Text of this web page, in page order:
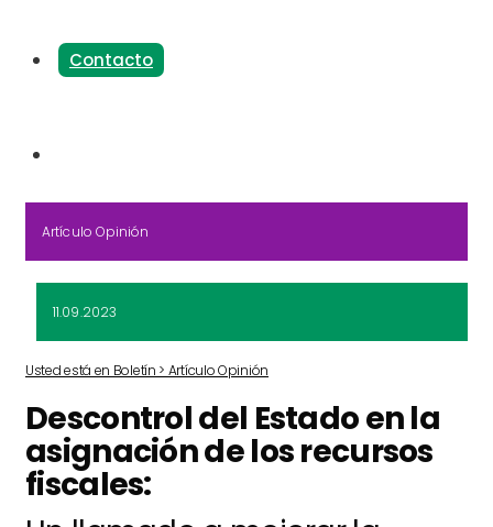
Contacto
Artículo Opinión
11.09.2023
Usted está en Boletín > Artículo Opinión
Descontrol del Estado en la
asignación de los recursos
fiscales: